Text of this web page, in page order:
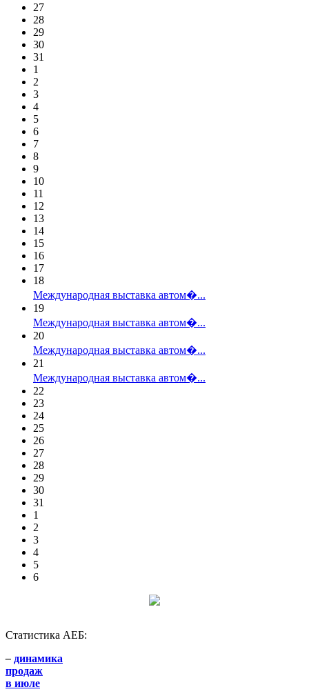
27
28
29
30
31
1
2
3
4
5
6
7
8
9
10
11
12
13
14
15
16
17
18
Международная выставка автом�...
19
Международная выставка автом�...
20
Международная выставка автом�...
21
Международная выставка автом�...
22
23
24
25
26
27
28
29
30
31
1
2
3
4
5
6
Статистика АЕБ:
– динамика
продаж
в июле